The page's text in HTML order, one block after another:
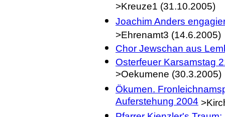
>Kreuze1 (31.10.2005)
Joachim Anders
>Ehrenamt3 (14.6.2005)
Chor Jewschan aus
Osterfeuer Karsamstag
>Oekumene (30.3.2005)
Ökumen.
Auferstehung 2004